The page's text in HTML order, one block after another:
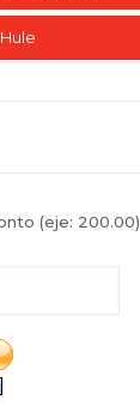
(eje: 200.00)